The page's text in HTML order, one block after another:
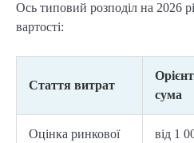
Ось типовий розподіл на 2026
вартості:
Стаття витрат
сума
Оцінка ринкової
від 1